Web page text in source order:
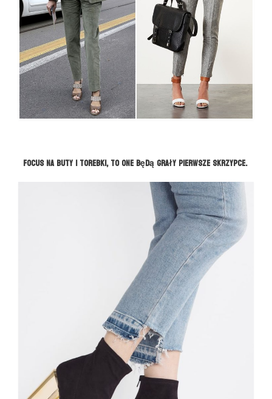
FOCUS na buty i torebki, to one będą grały pierwsze skrzypce.